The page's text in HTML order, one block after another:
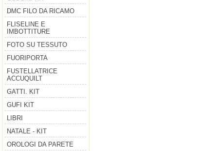
DMC FILO DA RICAMO
FLISELINE E
IMBOTTITURE
FOTO SU TESSUTO
FUORIPORTA
FUSTELLATRICE
ACCUQUILT
GATTI. KIT
GUFI KIT
LIBRI
NATALE - KIT
OROLOGI DA PARETE